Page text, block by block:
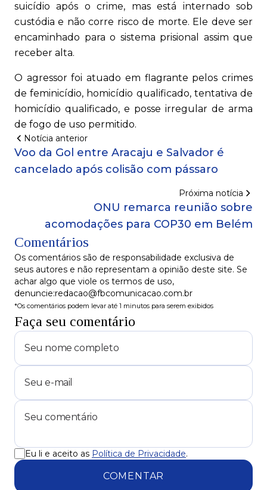
suicídio após o crime, mas está internado sob
custódia e não corre risco de morte. Ele deve ser
encaminhado para o sistema prisional assim que
receber alta.
O agressor foi atuado em flagrante pelos crimes
de feminicídio, homicídio qualificado, tentativa de
homicídio qualificado, e posse irregular de arma
de fogo de uso permitido.
Notícia anterior
Voo da Gol entre Aracaju e Salvador é
cancelado após colisão com pássaro
Próxima notícia
ONU remarca reunião sobre
acomodações para COP30 em Belém
Comentários
Os comentários são de responsabilidade exclusiva de
seus autores e não representam a opinião deste site. Se
achar algo que viole os termos de uso,
denuncie:redacao@fbcomunicacao.com.br
*Os comentários podem levar até 1 minutos para serem exibidos
Faça seu comentário
Eu li e aceito as Política de Privacidade.
COMENTAR